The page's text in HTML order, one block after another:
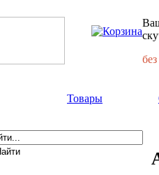
Товары